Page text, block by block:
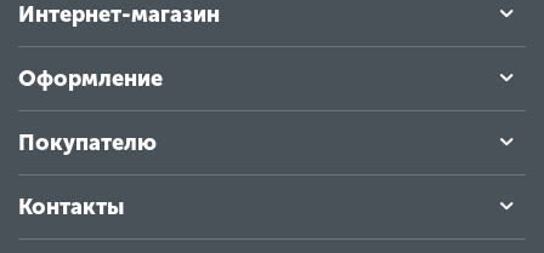
Интернет-магазин
Оформление
Покупателю
Контакты